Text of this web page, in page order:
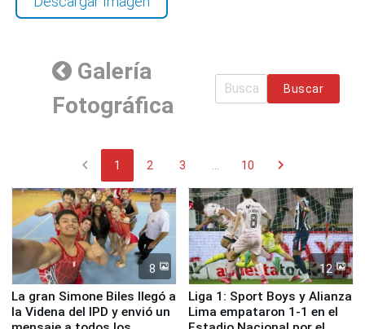
Galería
Fotográfica
Buscar
chevron_left 1 2 3 10 chevron_right
8
La gran Simone Biles llegó a
la Videna del IPD y envió un
12
Liga 1: Sport Boys y Alianza
Lima empataron 1-1 en el